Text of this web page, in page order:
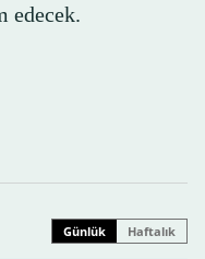
edecek.
Günlük Haftalık